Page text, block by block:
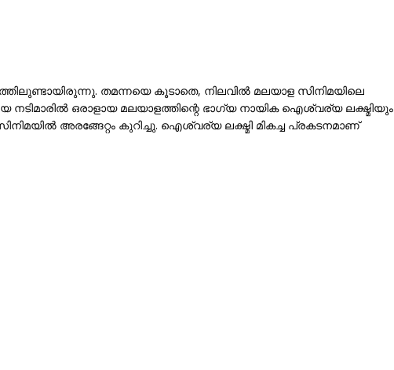
തമന്നയെ കൂടാതെ, നിലവിൽ മലയാള സിനിമയിലെ
നടിമാരിൽ ഒരാളായ മലയാളത്തിന്റെ ഭാഗ്യ നായിക ഐശ്വര്യ ലക്ഷ്മിയും
അരങ്ങേറ്റം കുറിച്ചു. ഐശ്വര്യ ലക്ഷ്മി മികച്ച പ്രകടനമാണ്